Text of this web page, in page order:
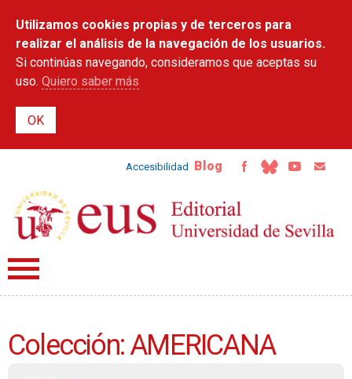
contenido
principal
Utilizamos cookies propias y de terceros para
realizar el análisis de la navegación de los usuarios.
Si continúas navegando, consideramos que aceptas su
uso. Quiero saber más
Accesibilidad Blog
Colección: AMERICANA